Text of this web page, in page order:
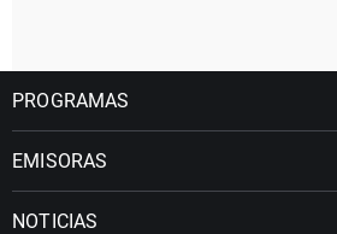
PROGRAMAS
EMISORAS
NOTICIAS